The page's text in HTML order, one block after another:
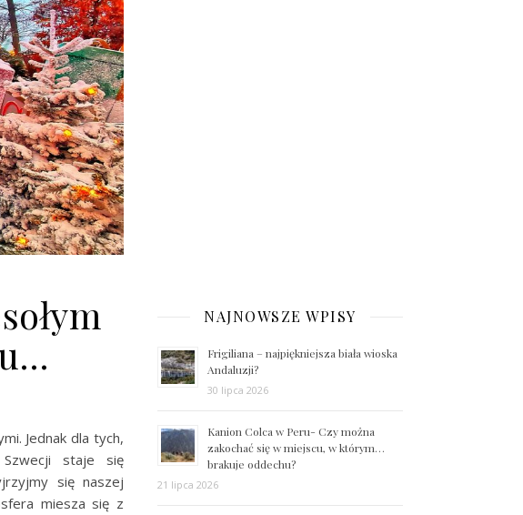
Jednak dla tych,
staje się
się naszej
miesza się z
NAJNOWSZE WPISY
Frigiliana – najpiękniejsza biała wioska
Andaluzji?
30 lipca 2026
Kanion Colca w Peru- Czy można
zakochać się w miejscu, w którym…
brakuje oddechu?
21 lipca 2026